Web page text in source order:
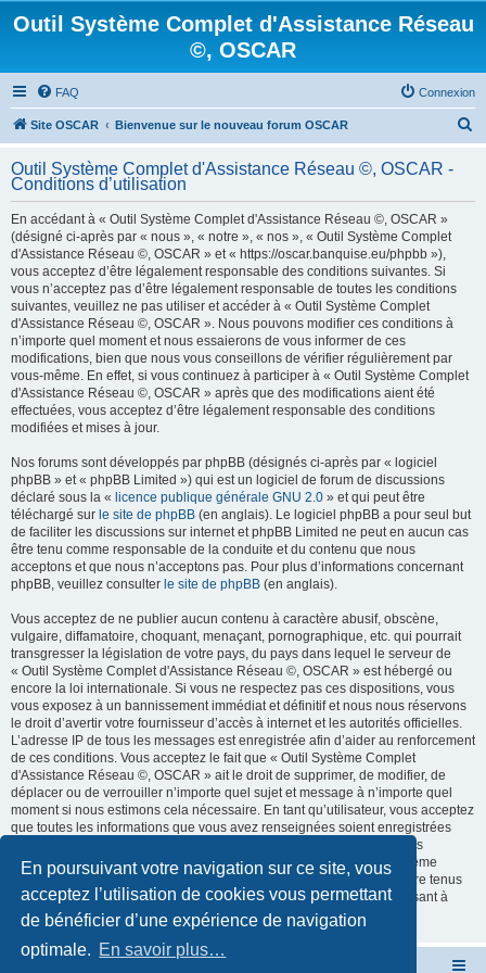
En poursuivant votre navigation sur ce site, vous
acceptez l’utilisation de cookies vous permettant
de bénéficier d’une expérience de navigation
optimale. En savoir plus…
Outil Système Complet d'Assistance Réseau
©, OSCAR
FAQ Connexion
Site OSCAR Bienvenue sur le nouveau forum OSCAR
h
Outil Système Complet d'Assistance Réseau ©, OSCAR -
Conditions d’utilisation
En accédant à « Outil Système Complet d'Assistance Réseau ©, OSCAR »
(désigné ci-après par « nous », « notre », « nos », « Outil Système Complet
d'Assistance Réseau ©, OSCAR » et « https://oscar.banquise.eu/phpbb »),
vous acceptez d’être légalement responsable des conditions suivantes. Si
vous n’acceptez pas d’être légalement responsable de toutes les conditions
suivantes, veuillez ne pas utiliser et accéder à « Outil Système Complet
d'Assistance Réseau ©, OSCAR ». Nous pouvons modifier ces conditions à
n’importe quel moment et nous essaierons de vous informer de ces
modifications, bien que nous vous conseillons de vérifier régulièrement par
vous-même. En effet, si vous continuez à participer à « Outil Système Complet
d'Assistance Réseau ©, OSCAR » après que des modifications aient été
effectuées, vous acceptez d’être légalement responsable des conditions
modifiées et mises à jour.
Nos forums sont développés par phpBB (désignés ci-après par « logiciel
phpBB » et « phpBB Limited ») qui est un logiciel de forum de discussions
déclaré sous la « licence publique générale GNU 2.0 » et qui peut être
téléchargé sur le site de phpBB (en anglais). Le logiciel phpBB a pour seul but
de faciliter les discussions sur internet et phpBB Limited ne peut en aucun cas
être tenu comme responsable de la conduite et du contenu que nous
acceptons et que nous n’acceptons pas. Pour plus d’informations concernant
phpBB, veuillez consulter le site de phpBB (en anglais).
Vous acceptez de ne publier aucun contenu à caractère abusif, obscène,
vulgaire, diffamatoire, choquant, menaçant, pornographique, etc. qui pourrait
transgresser la législation de votre pays, du pays dans lequel le serveur de
« Outil Système Complet d'Assistance Réseau ©, OSCAR » est hébergé ou
encore la loi internationale. Si vous ne respectez pas ces dispositions, vous
vous exposez à un bannissement immédiat et définitif et nous nous réservons
le droit d’avertir votre fournisseur d’accès à internet et les autorités officielles.
L’adresse IP de tous les messages est enregistrée afin d’aider au renforcement
de ces conditions. Vous acceptez le fait que « Outil Système Complet
d'Assistance Réseau ©, OSCAR » ait le droit de supprimer, de modifier, de
déplacer ou de verrouiller n’importe quel sujet et message à n’importe quel
moment si nous estimons cela nécessaire. En tant qu’utilisateur, vous acceptez
que toutes les informations que vous avez renseignées soient enregistrées
dans notre base de données. Bien que ces informations ne seront pas
diffusées à une tierce partie sans votre consentement, ni « Outil Système
Complet d'Assistance Réseau ©, OSCAR », ni phpBB, ne pourront être tenus
comme responsables en cas de tentative de piratage informatique visant à
compromettre vos données.